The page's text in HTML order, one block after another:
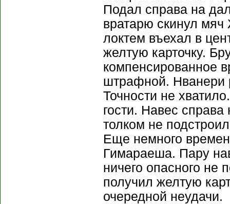
Подал справа на
вратарю скинул
локтем въехал в
желтую карточку.
компенсированное
штрафной. Нванери
Точности не
гости. Навес
толком не
Еще немного
Гимараеша. Пару
ничего опасного не
получил желтую
очередной неудачи.